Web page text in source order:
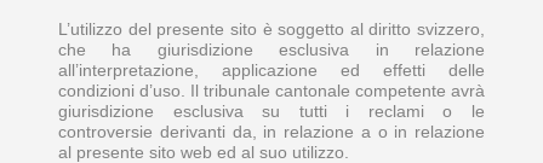
L’utilizzo del presente sito è soggetto al diritto svizzero,
che ha giurisdizione esclusiva in relazione
all’interpretazione, applicazione ed effetti delle
condizioni d’uso. Il tribunale cantonale competente avrà
giurisdizione esclusiva su tutti i reclami o le
controversie derivanti da, in relazione a o in relazione
al presente sito web ed al suo utilizzo.